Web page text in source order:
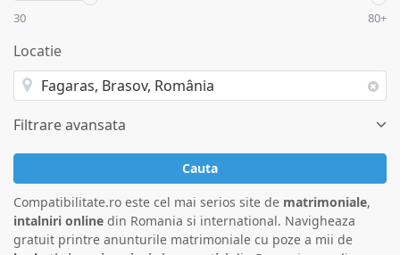
30 80+
Locatie
Filtrare avansata
Cauta
Compatibilitate.ro este cel mai serios site de matrimoniale,
intalniri online din Romania si international. Navigheaza
gratuit printre anunturile matrimoniale cu poze a mii de